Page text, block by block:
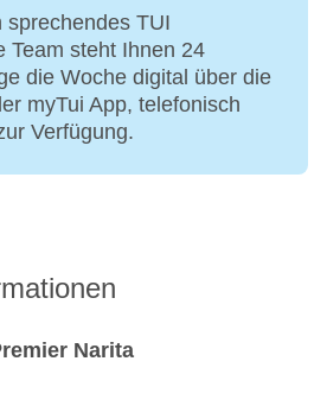
sprechendes TUI
Team steht Ihnen 24
die Woche digital über die
myTui App, telefonisch
Verfügung.
Narita